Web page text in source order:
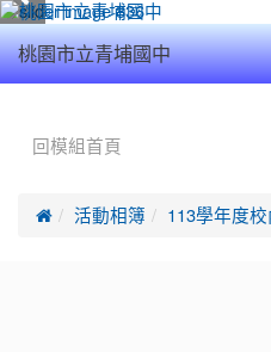
桃園市立青埔國中
回模組首頁
 活動相簿 113學年度